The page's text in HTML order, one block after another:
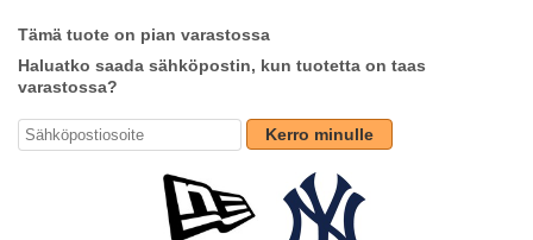
Tämä tuote on pian varastossa
Haluatko saada sähköpostin, kun tuotetta on taas
varastossa?
Kerro minulle